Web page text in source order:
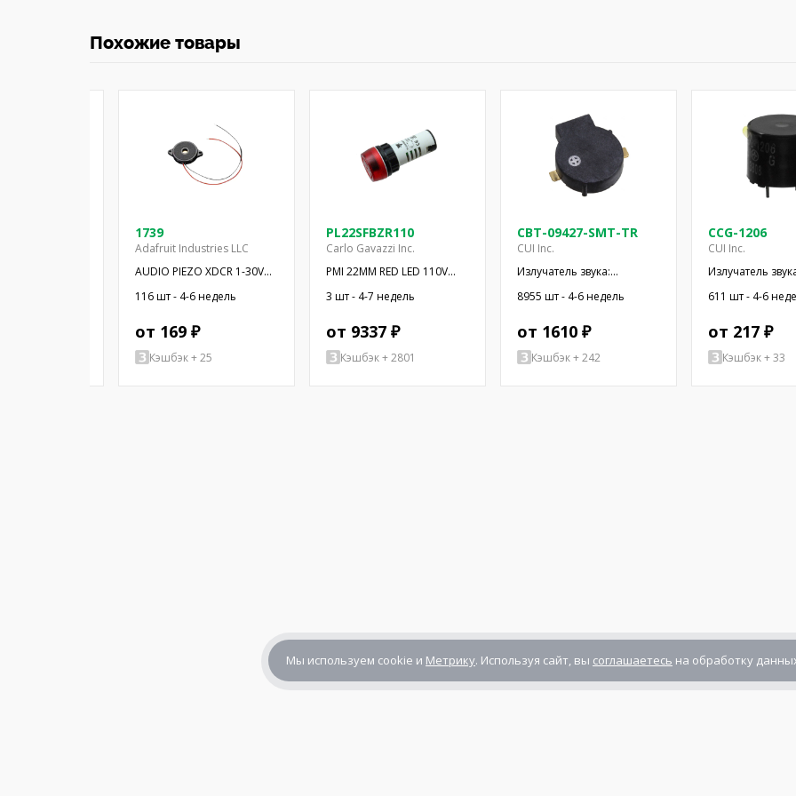
Похожие товары
1739
Adafruit Industries LLC
AUDIO PIEZO XDCR 1-30V
CHASSIS
116 шт - 4-6 недель
от 169 ₽
Кэшбэк + 25
PL22SFBZR110
Carlo Gavazzi Inc.
PMI 22MM RED LED 110V
W/BUZZER
3 шт - 4-7 недель
от 9337 ₽
Кэшбэк + 2801
CBT-09427-SMT-TR
CUI Inc.
Излучатель звука:
электромагнитный
сигнализатор; SMD;
2,73кГц
8955 шт - 4-6 недель
от 1610 ₽
Кэшбэк + 242
CCG-1206
CUI Inc.
Излучатель
сигнализатор;
611 шт - 4-6
от 217 ₽
Кэшбэк + 33
Мы используем cookie и Метрику. Используя сайт, вы соглашаетесь на обработку